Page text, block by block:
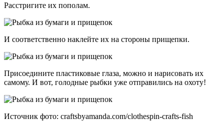
Расстригите их пополам.
И соответственно наклейте их на стороны прищепки.
Присоедините пластиковые глаза, можно и нарисовать их
самому. И вот, голодные рыбки уже отправились на охоту!
Источник фото: craftsbyamanda.com/clothespin-crafts-fish